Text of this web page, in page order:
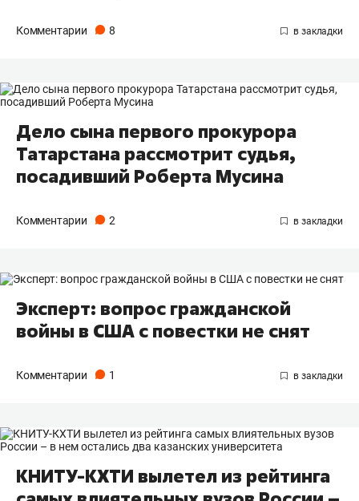
Комментарии 8
Дело сына первого прокурора
Татарстана рассмотрит судья,
посадивший Роберта Мусина
Комментарии 2
Эксперт: вопрос гражданской
войны в США с повестки не снят
Комментарии 1
КНИТУ-КХТИ вылетел из рейтинга